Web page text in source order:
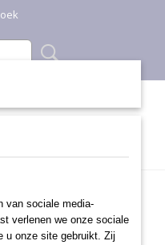
van sociale media-
verlenen we onze sociale
u onze site gebruikt. Zij